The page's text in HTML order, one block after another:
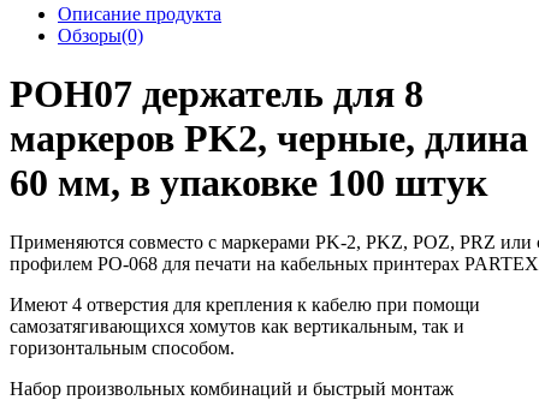
Описание продукта
Обзоры(0)
POH07 держатель для 8
маркеров PK2, черные, длина
60 мм, в упаковке 100 штук
Применяются совместо с маркерами PK-2, PKZ, POZ, PRZ или
профилем PO-068 для печати на кабельных принтерах
Имеют 4 отверстия для крепления к кабелю при помощи
самозатягивающихся хомутов как вертикальным, так и
горизонтальным способом.
Набор произвольных комбинаций и быстрый монтаж